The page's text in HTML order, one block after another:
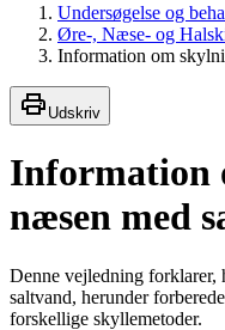
Undersøgelse og
Øre-, Næse- og
Information om
Udskriv
Information
næsen med
Denne vejledning forklarer,
saltvand, herunder
forskellige skyllemetoder.